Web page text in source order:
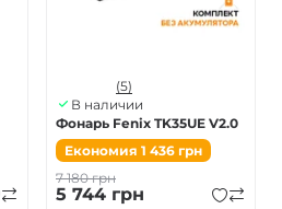
(5)
В наличии
Фонарь Fenix TK35UE V2.0
Економия 1 436 грн
7 180грн
5 744 грн